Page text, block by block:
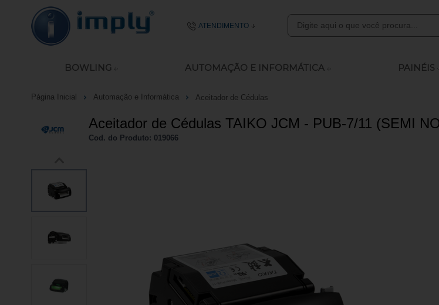
ATENDIMENTO
BOWLING AUTOMAÇÃO E INFORMÁTICA PAINÉIS
Página Inicial Automação e Informática Aceitador de Cédulas
Aceitador de Cédulas TAIKO JCM - PUB-7/11 (SEMI
Cod. do Produto: 019066